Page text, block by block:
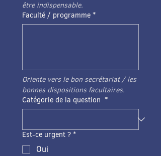
être indispensable.
Faculté / programme *
Oriente vers le bon secrétariat / les
bonnes dispositions facultaires.
Catégorie de la question *
Est-ce urgent ? *
Oui